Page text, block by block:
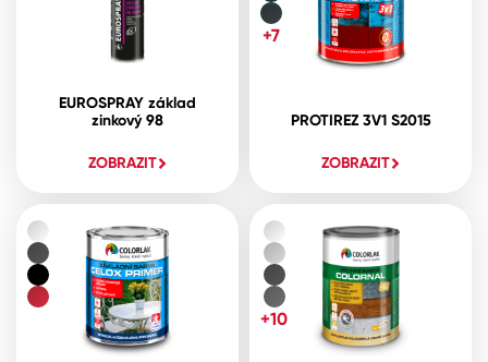
EUROSPRAY základ
zinkový 98
ZOBRAZIT
PROTIREZ 3V1 S2015
ZOBRAZIT
+7
+10